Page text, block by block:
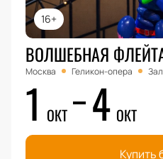
16+
ВОЛШЕБНАЯ
Москва Геликон-опера
1 ОКТ 4 ОКТ
Купить